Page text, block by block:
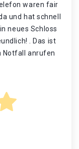
waren fair
und hat schnell
neues Schloss
. Das ist
Notfall anrufen